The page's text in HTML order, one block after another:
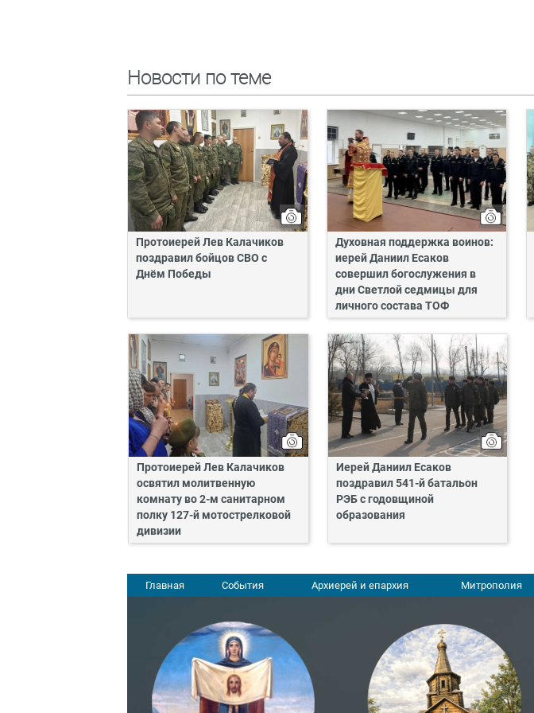
Новости по теме
Протоиерей Лев Калачиков
поздравил бойцов СВО с
Днём Победы
Духовная поддержка воинов:
иерей Даниил Есаков
совершил богослужения в
дни Светлой седмицы для
личного состава ТОФ
Протоиерей Лев Калачиков
освятил молитвенную
комнату во 2-м санитарном
полку 127-й мотострелковой
дивизии
Иерей Даниил Есаков
поздравил 541-й батальон
РЭБ с годовщиной
образования
Главная События Архиерей и епархия Митрополия